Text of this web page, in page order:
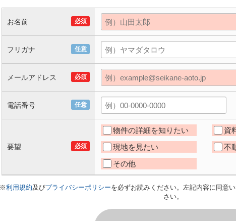
必須
お名前
任意
フリガナ
必須
メールアドレス
任意
電話番号
必須
要望
物件の詳細を知りたい
資
現地を見たい
不
その他
※利用規約及びプライバシーポリシーを必ずお読みください。左記内容に同意
さい。